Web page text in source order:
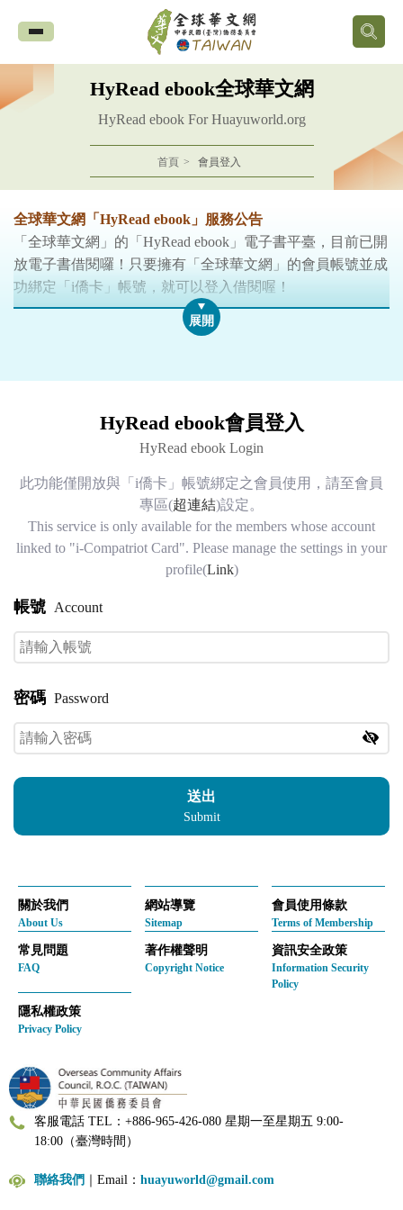
全
球
華
網
中
華
國
務
委
員
會
HyRead ebook全球華文網
HyRead ebook For Huayuworld.org
首頁 會員登入
全球華文網「HyRead ebook」服務公告
「全球華文網」的「HyRead ebook」電子書平臺，目前已開
放電子書借閱囉！只要擁有「全球華文網」的會員帳號並成
功綁定「i僑卡」帳號，就可以登入借閱喔！
※「i僑卡」申辦事宜，敬請參閱僑委會
1.請使用您的「全球華文網」會員帳號密碼登入，註冊會員
操作問題，請詢問HyRead電子書客服。
2.若您不需使用「全球華文網」相關服務，可連繫
文網」客服，進行帳號停用
The announcement of "HyRead ebook” service on
Huayuworld.org
"HyRead ebook” e-book lending on Huayuworld.org is available
now, only for the members whose account linked to "i-Compatriot
※Please refer to"i-Compatriot Card"application.
Attention!
Please log in with your Huayuworld.org account and password.
To create a Huayuworld.org account, please visit
huayuworld.org.
the
If you have any questions about "HyRead
customer service
2.If you don’t need Huayuworld.org membership anymore, please
HyRead ebook會員登入
HyRead ebook Login
此功能僅開放與「i僑卡」帳號綁定之會員使用，請至會員
專區(超連結)設定。
This service is only available for the members whose account
linked to "i-Compatriot Card". Please manage the settings in your
profile(Link)
帳號 Account
密碼 Password
送出
Submit
關於我們
About Us
網站導覽
Sitemap
會員使用條款
Terms of Membership
常見問題
FAQ
著作權聲明
Copyright Notice
資訊安全政策
Information Security
Policy
隱私權政策
Privacy Policy
客服電話 TEL：+886-965-426-080 星期一至星期五 9:00-
18:00（臺灣時間）
聯絡我們 ｜Email： huayuworld@gmail.com